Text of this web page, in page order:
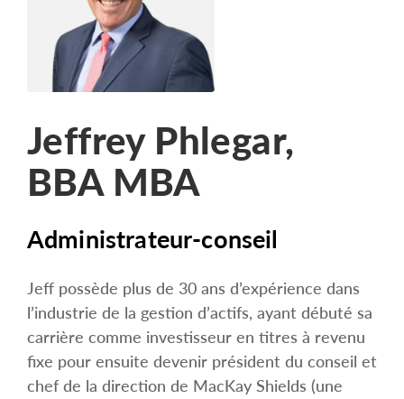
Carrières
Jeffrey Phlegar,
BBA MBA
Administrateur-conseil
Jeff possède plus de 30 ans d’expérience dans
l’industrie de la gestion d’actifs, ayant débuté sa
carrière comme investisseur en titres à revenu
fixe pour ensuite devenir président du conseil et
chef de la direction de MacKay Shields (une